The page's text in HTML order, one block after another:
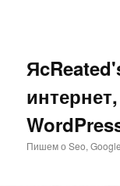
Пишем о Seo,